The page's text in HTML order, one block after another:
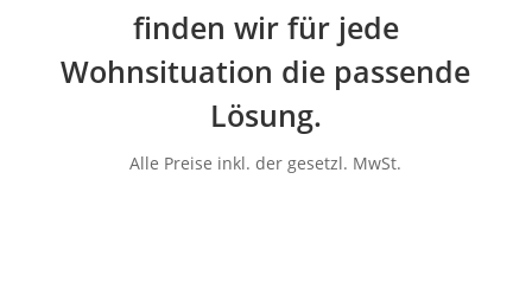
finden wir für jede
Wohnsituation die passende
Lösung.
Alle Preise inkl. der gesetzl. MwSt.